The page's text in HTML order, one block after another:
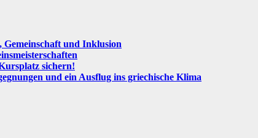
Gemeinschaft und Inklusion
sichern!
und ein Ausflug ins griechische Klima